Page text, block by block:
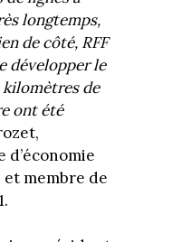
longtemps,
de côté, RFF
développer le
kilomètres de
ont été
membre de